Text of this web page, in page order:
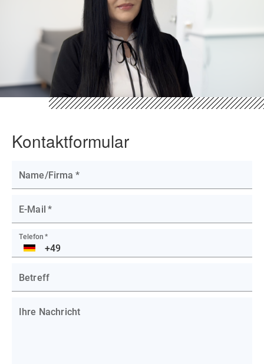
Kontaktformular
Name/Firma *
E-Mail *
Telefon *
DE
Betreff
Ihre Nachricht